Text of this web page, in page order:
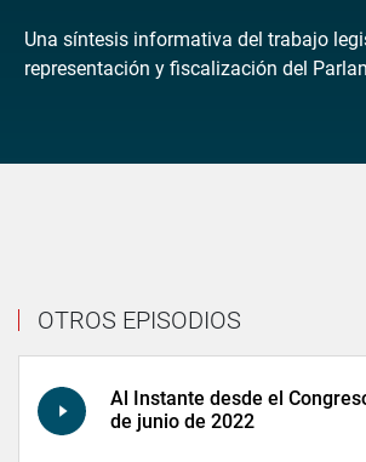
Una síntesis informativa del trabajo
representación y fiscalización del
OTROS EPISODIOS
Al Instante desde el
de junio de 2022